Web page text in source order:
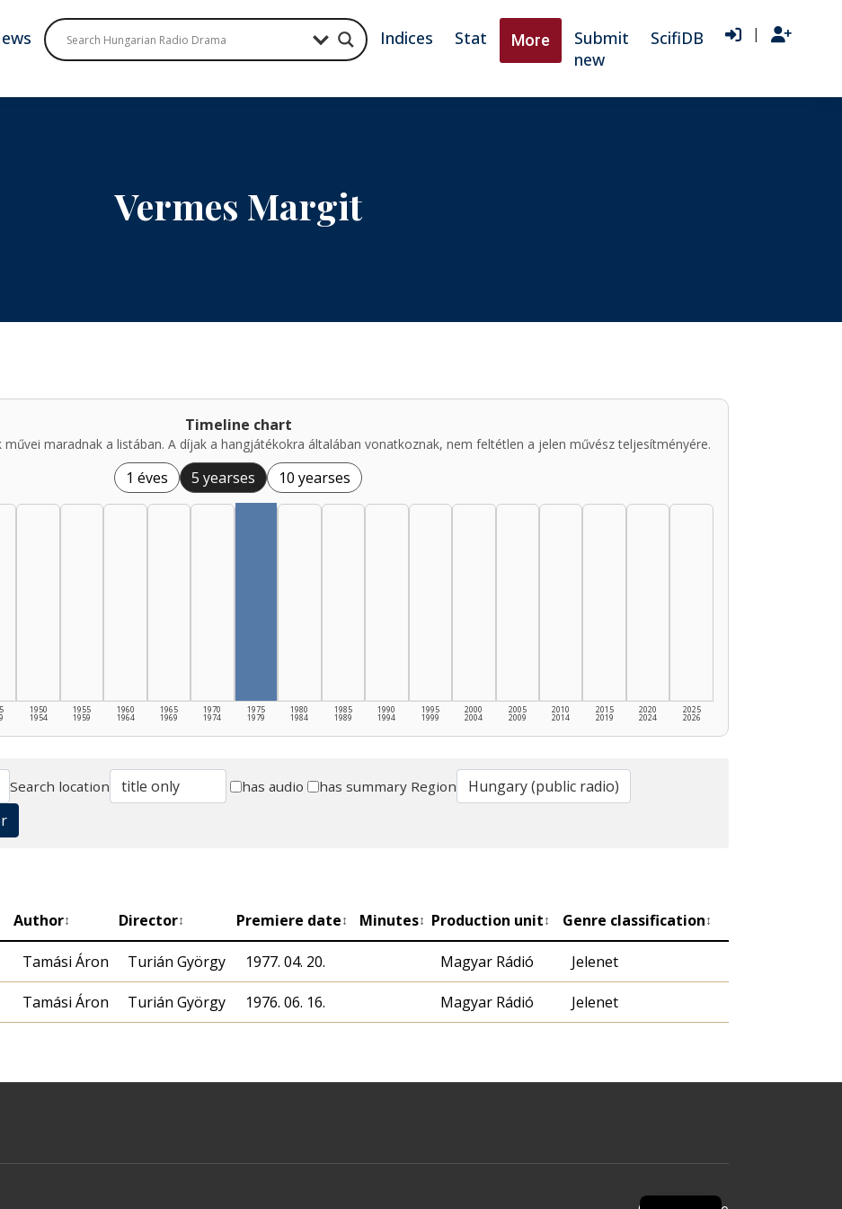
Indices Stat More
Submit
new
ScifiDB |
Vermes Margit
Timeline chart
maradnak a listában. A díjak a hangjátékokra általában vonatkoznak, nem feltétlen a jelen művész teljesítményére.
1 éves 5 yearses 10 yearses
1950
1954
1955
1959
1960
1964
1965
1969
1970
1974
1975
1979
1980
1984
1985
1989
1990
1994
1995
1999
2000
2004
2005
2009
2010
2014
2015
2019
2020
2024
2025
2026
Search location has audio has summary Region
Author↕ Director↕ Premiere date↕ Minutes↕ Production unit↕ Genre classification↕
Tamási Áron Turián György 1977. 04. 20. Magyar Rádió Jelenet
Tamási Áron Turián György 1976. 06. 16. Magyar Rádió Jelenet